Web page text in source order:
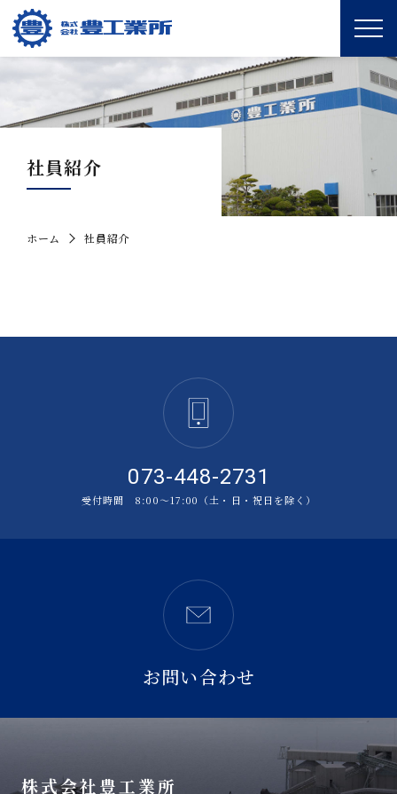
社員紹介
ホーム 社員紹介
073-448-2731
受付時間 8:00〜17:00（土・日・祝日を除く）
お問い合わせ
株式会社豊工業所